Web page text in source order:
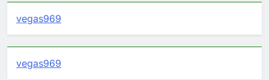
vegas969
vegas969